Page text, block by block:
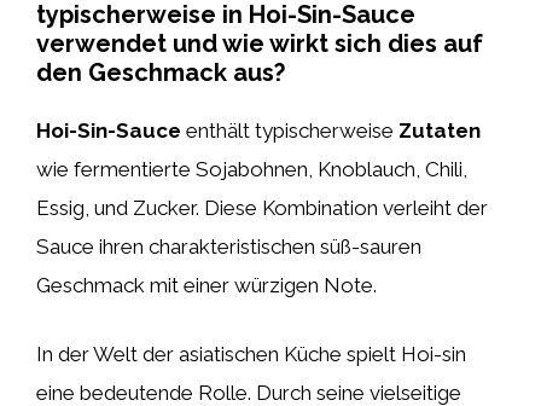
typischerweise in Hoi-Sin-Sauce
verwendet und wie wirkt sich dies auf
den Geschmack aus?
Hoi-Sin-Sauce enthält typischerweise Zutaten
wie fermentierte Sojabohnen, Knoblauch, Chili,
Essig, und Zucker. Diese Kombination verleiht der
Sauce ihren charakteristischen süß-sauren
Geschmack mit einer würzigen Note.
In der Welt der asiatischen Küche spielt Hoi-sin
eine bedeutende Rolle. Durch seine vielseitige